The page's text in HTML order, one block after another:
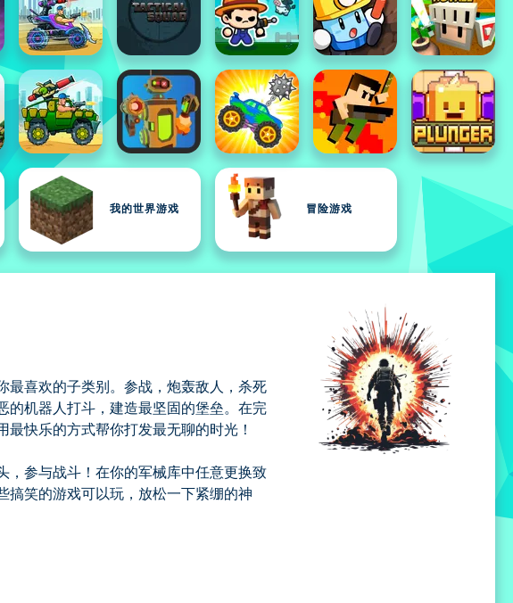
我的世界游戏 冒险游戏
最喜欢的子类别。参战，炮轰敌人，杀死
的机器人打斗，建造最坚固的堡垒。在完
快乐的方式帮你打发最无聊的时光！
，参与战斗！在你的军械库中任意更换致
搞笑的游戏可以玩，放松一下紧绷的神